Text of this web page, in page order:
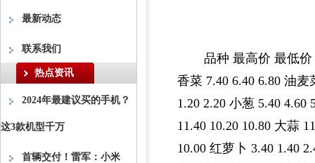
最新动态
联系我们
热点资讯
2024年最建议买的手机？
这3款机型千万
首辆交付！雷军：小米
品种 最高价 最低价
香菜 7.40 6.40 6.80 油麦
1.20 2.20 小葱 5.40 4.60
11.40 10.20 10.80 大蒜
10.00 红萝卜 3.40 1.40